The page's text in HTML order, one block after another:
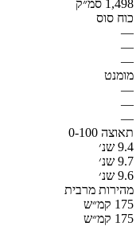
1,498 סמ״ק
כוח סוס
—
—
—
מומנט
—
—
—
תאוצה 0-100
9.4 שנ׳
9.7 שנ׳
9.6 שנ׳
מהירות מרבית
175 קמ״ש
175 קמ״ש